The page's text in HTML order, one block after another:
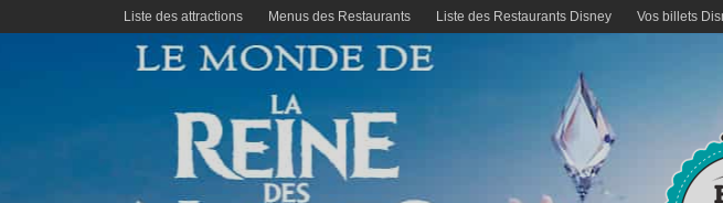
Liste des attractions Menus des Restaurants Liste des Restaurants Disney Vos billets